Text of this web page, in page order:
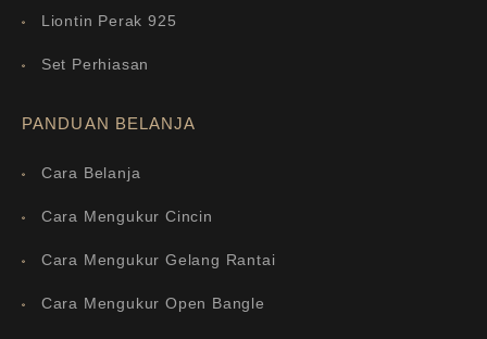
Liontin Perak 925
Set Perhiasan
PANDUAN BELANJA
Cara Belanja
Cara Mengukur Cincin
Cara Mengukur Gelang Rantai
Cara Mengukur Open Bangle